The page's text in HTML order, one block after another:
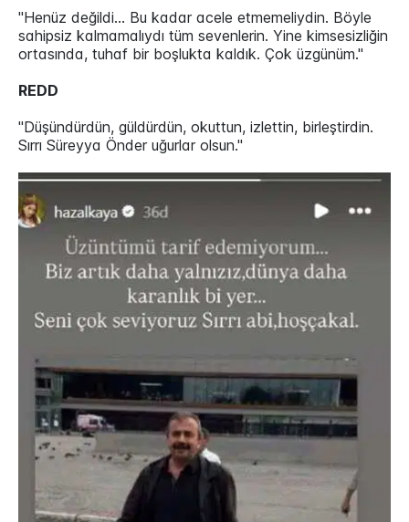
"Henüz değildi… Bu kadar acele etmemeliydin. Böyle
sahipsiz kalmamalıydı tüm sevenlerin. Yine kimsesizliğin
ortasında, tuhaf bir boşlukta kaldık. Çok üzgünüm."
REDD
"Düşündürdün, güldürdün, okuttun, izlettin, birleştirdin.
Sırrı Süreyya Önder uğurlar olsun."